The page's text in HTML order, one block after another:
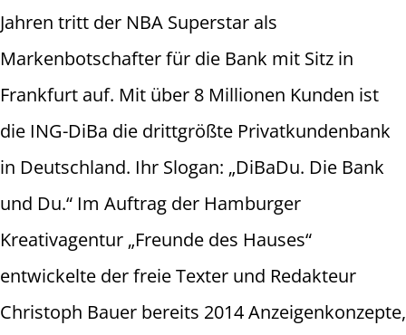
Jahren tritt der NBA Superstar als
Markenbotschafter für die Bank mit Sitz in
Frankfurt auf. Mit über 8 Millionen Kunden ist
die ING-DiBa die drittgrößte Privatkundenbank
in Deutschland. Ihr Slogan: „DiBaDu. Die Bank
und Du.“ Im Auftrag der Hamburger
Kreativagentur „Freunde des Hauses“
entwickelte der freie Texter und Redakteur
Christoph Bauer bereits 2014 Anzeigenkonzepte,